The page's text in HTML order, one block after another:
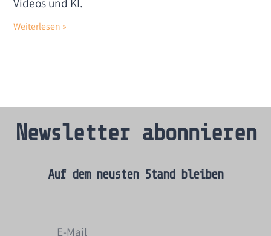
Videos und KI.
Weiterlesen »
Newsletter abonnieren
Auf dem neusten Stand bleiben​